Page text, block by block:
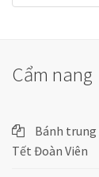
Cẩm nang
Bánh
Tết Đoàn Viên